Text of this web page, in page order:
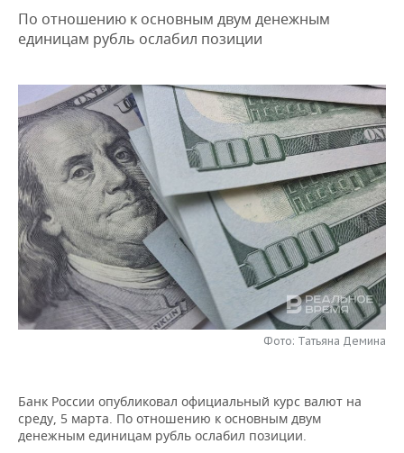
ДЕКЛАРАЦИИ О ДОХОДАХ
ВУЗЫ ТАТАРСТАНА
КОМУ ПРИНАДЛЕЖАТ
ТОРГОВЫЕ ЦЕНТРЫ
ТАТАРСТАНА
НОВОСТИ ЭКОНОМИКИ
БАНКИ
БЮДЖЕТ
ИНВЕСТИЦИИ
ПРОМЫШЛЕННОСТЬ
ПРОМЫШЛЕННОСТИ
АГРОПРОМ
МАШИНОСТРОЕНИЕ
НЕФТЕХИМИЯ
НЕФТЬ
ОПК
НОВОСТИ НЕДВИЖИМОСТИ
АВТО
НОВОСТИ АВТО
БИЗНЕС
НОВОСТИ БИЗНЕСА
РОЗНИЧНАЯ ТОРГОВЛЯ
ТРАНСПОРТ
УСЛУГИ
ТЕХНОЛОГИИ
НОВОСТИ ТЕХНОЛОГИЙ
IT
МЕДИА
МЕРОПРИЯТИЯ
НОВОСТИ МЕРОПРИЯТИЙ
ВЫЕЗДНАЯ РЕДАКЦИЯ
ONLINE-КОНФЕРЕНЦИИ
СПОРТ
НОВОСТИ СПОРТА
ХОККЕЙ
ОБЩЕСТВО
ВЛАСТЬ
СЮЖЕТЫ
По отношению к основным двум денежным
единицам рубль ослабил позиции
Фото: Татьяна Демина
Банк России опубликовал официальный курс валют на
среду, 5 марта. По отношению к основным двум
денежным единицам рубль ослабил позиции.